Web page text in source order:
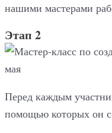
нашими мастерами
Этап 2
Перед каждым
помощью которых он